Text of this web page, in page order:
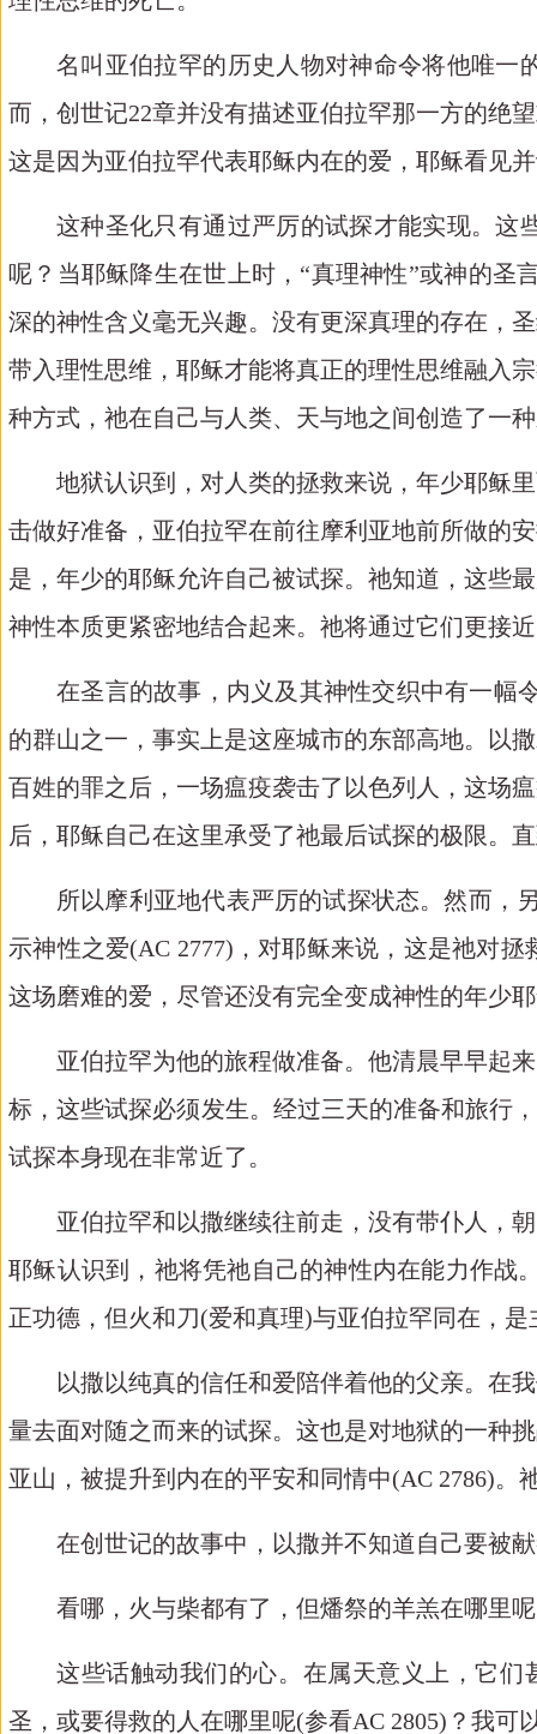
名叫亚伯拉罕的历史人物对神命令将他唯一
而，创世记22章并没有描述亚伯拉罕那一方的绝
这是因为亚伯拉罕代表耶稣内在的爱，耶稣看见
这种圣化只有通过严厉的试探才能实现。这
呢？当耶稣降生在世上时，“真理神性”或神的圣
深的神性含义毫无兴趣。没有更深真理的存在，
带入理性思维，耶稣才能将真正的理性思维融入
种方式，祂在自己与人类、天与地之间创造了一
地狱认识到，对人类的拯救来说，年少耶稣
击做好准备，亚伯拉罕在前往摩利亚地前所做的
是，年少的耶稣允许自己被试探。祂知道，这些
神性本质更紧密地结合起来。祂将通过它们更接
在圣言的故事，内义及其神性交织中有一幅
的群山之一，事实上是这座城市的东部高地。以
百姓的罪之后，一场瘟疫袭击了以色列人，这场
后，耶稣自己在这里承受了祂最后试探的极限。
所以摩利亚地代表严厉的试探状态。然而，
示神性之爱(AC 2777) ，对耶稣来说，这是祂对
这场磨难的爱，尽管还没有完全变成神性的年少
亚伯拉罕为他的旅程做准备。他清晨早早起
标，这些试探必须发生。经过三天的准备和旅行
试探本身现在非常近了。
亚伯拉罕和以撒继续往前走，没有带仆人，
耶稣认识到，祂将凭祂自己的神性内在能力作战
正功德，但火和刀(爱和真理)与亚伯拉罕同在，
以撒以纯真的信任和爱陪伴着他的父亲。在
量去面对随之而来的试探。这也是对地狱的一种
亚山，被提升到内在的平安和同情中(AC 2786)。
在创世记的故事中，以撒并不知道自己要被
看哪，火与柴都有了，但燔祭的羊羔在哪里
这些话触动我们的心。在属天意义上，它
圣，或要得救的人在哪里呢(参看AC 2805) ？我可